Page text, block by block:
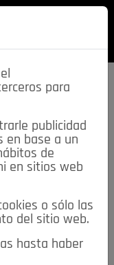
esta
para
publicidad
en base a un
de
en sitios web
o sólo las
del sitio web.
hasta haber